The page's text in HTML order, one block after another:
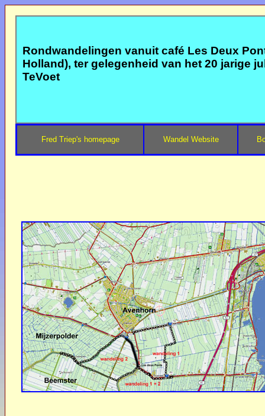
Rondwandelingen vanuit café Les Deux
Holland), ter gelegenheid van het 20 jarige
TeVoet
Fred Triep's homepage Wandel Website